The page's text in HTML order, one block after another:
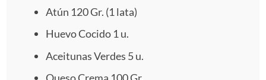
l
a
s
l
a
s
l
a
s
l
a
s
l
a
Atún 120 Gr. (1 lata)
Huevo Cocido 1 u.
Aceitunas Verdes 5u.